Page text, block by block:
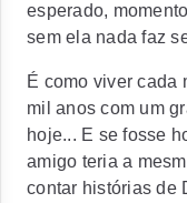
esperado,
sem ela nada faz
É como viver cada
mil anos com um
hoje... E se fosse
amigo teria a
contar histórias de